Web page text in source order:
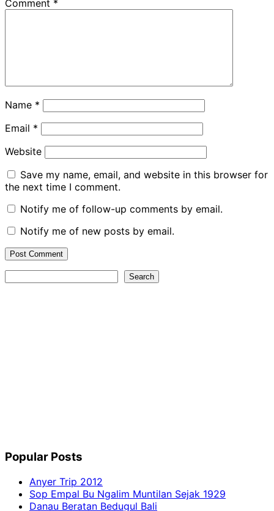
Comment *
Name *
Email *
Website
Save my name, email, and website in this browser for
the next time I comment.
Notify me of follow-up comments by email.
Notify me of new posts by email.
Search
Popular Posts
Anyer Trip 2012
Sop Empal Bu Ngalim Muntilan Sejak 1929
Danau Beratan Bedugul Bali